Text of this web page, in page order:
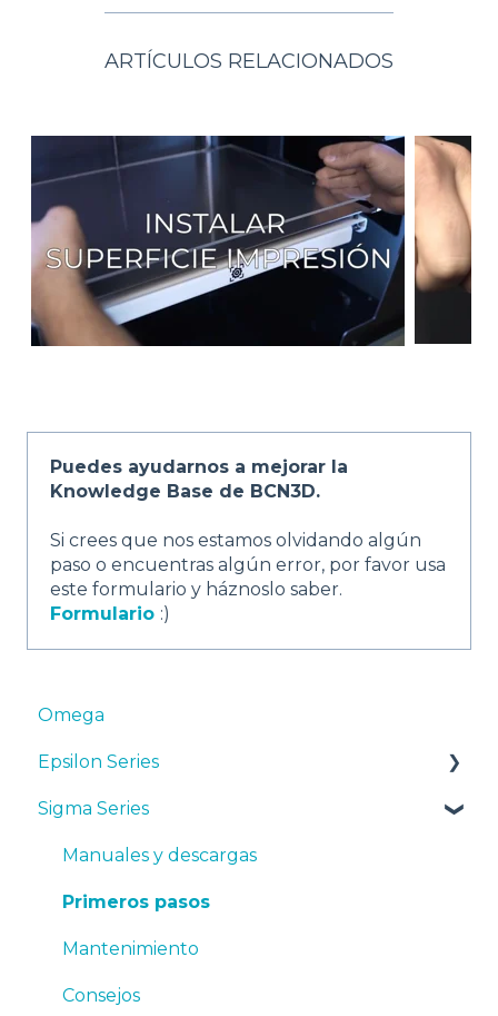
ARTÍCULOS RELACIONADOS
Puedes ayudarnos a mejorar la
Knowledge Base de BCN3D.
Si crees que nos estamos olvidando algún
paso o encuentras algún error, por favor usa
este formulario y háznoslo saber.
Formulario :)
Omega
Epsilon Series
Manuales y Descargas
Primeros pasos
Mantenimiento
Consejos
Resolución de problemas
Sigma Series
Manuales y descargas
Primeros pasos
Mantenimiento
Consejos